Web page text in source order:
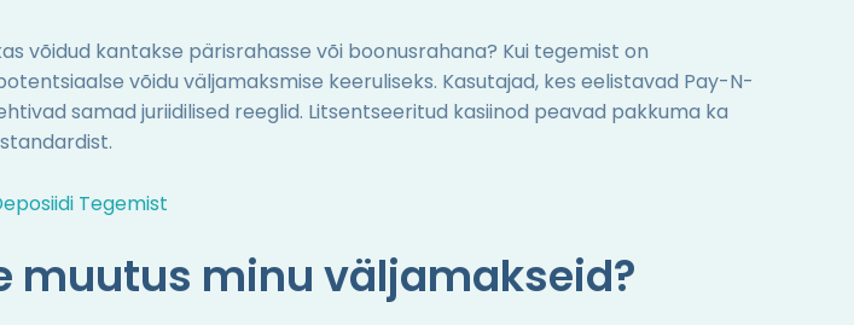
võidud kantakse pärisrahasse või boonusrahana? Kui tegemist on
võidu väljamaksmise keeruliseks. Kasutajad, kes eelistavad Pay-N-
samad juriidilised reeglid. Litsentseeritud kasiinod peavad pakkuma ka
Tegemist
muutus minu väljamakseid?